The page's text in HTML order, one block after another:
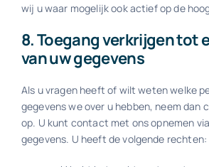
wij u waar mogelijk ook actief op de
8. Toegang verkrijgen tot
van uw gegevens
Als u vragen heeft of wilt weten welke
gegevens we over u hebben, neem dan
op. U kunt contact met ons opnemen
gegevens. U heeft de volgende rechten: